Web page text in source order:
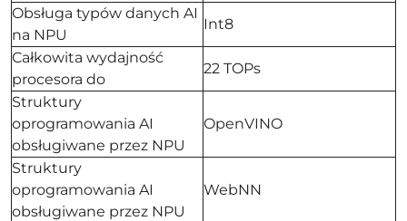
Obsługa typów danych AI
na NPU
Int8
Całkowita wydajność
procesora do
22 TOPs
Struktury
oprogramowania AI
obsługiwane przez NPU
OpenVINO
Struktury
oprogramowania AI
obsługiwane przez NPU
WebNN